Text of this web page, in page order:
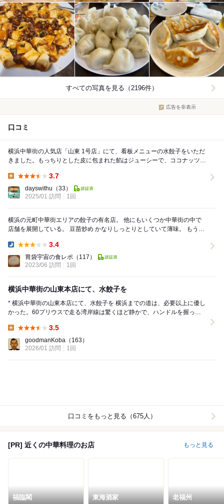
すべての写真を見る（2196件）
広告を非表示
口コミ
横浜中華街の人気店「山東 1号店」にて、看板メニューの水餃子をいただ
きました。もっちりとした皮に包まれた餡はジューシーで、ココナッツの
3.7
dayswithu （33）
2025/01 訪問
1回
横浜の元町中華街エリアの餃子の有名店。 他にもいくつか中華街の中で
店舗を展開している。 豆苗炒め かなりしっとりとしていて薄味。 もうち
3.4
胃袋宇宙の食レポ （117）
2023/06 訪問
1回
横浜中華街の山東本店にて、水餃子を
* 横浜中華街の山東本店にて、水餃子を 横浜までの道は、必要以上に優し
かった。60プリウスで走る湾岸線は驚くほど静かで、ハンドルを握って
3.5
goodmanKoba （163）
2026/01 訪問
1回
口コミをもっと見る（675人）
[PR] 近くの中華料理のお店 もっと見る
福臨閣 東海酒家 老福州